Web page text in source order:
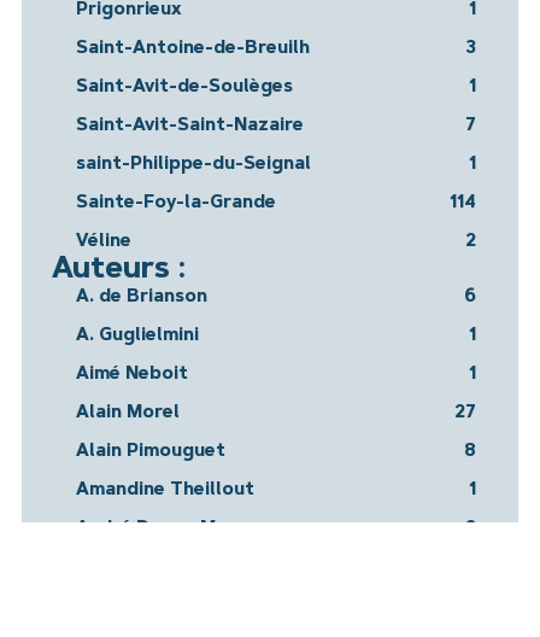
Prigonrieux 1
Saint-Antoine-de-Breuilh 3
Saint-Avit-de-Soulèges 1
Saint-Avit-Saint-Nazaire 7
saint-Philippe-du-Seignal 1
Sainte-Foy-la-Grande 114
Véline 2
Auteurs :
A. de Brianson 6
A. Guglielmini 1
Aimé Neboit 1
Alain Morel 27
Alain Pimouguet 8
Amandine Theillout 1
André Despy-Meyer 2